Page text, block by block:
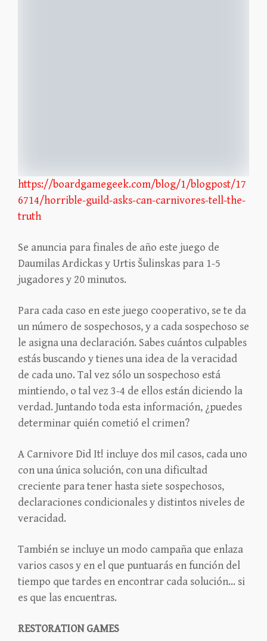
https://boardgamegeek.com/blog/1/blogpost/17
6714/horrible-guild-asks-can-carnivores-tell-the-
truth
Se anuncia para finales de año este juego de
Daumilas Ardickas y Urtis Šulinskas para 1-5
jugadores y 20 minutos.
Para cada caso en este juego cooperativo, se te da
un número de sospechosos, y a cada sospechoso se
le asigna una declaración. Sabes cuántos culpables
estás buscando y tienes una idea de la veracidad
de cada uno. Tal vez sólo un sospechoso está
mintiendo, o tal vez 3-4 de ellos están diciendo la
verdad. Juntando toda esta información, ¿puedes
determinar quién cometió el crimen?
A Carnivore Did It! incluye dos mil casos, cada uno
con una única solución, con una dificultad
creciente para tener hasta siete sospechosos,
declaraciones condicionales y distintos niveles de
veracidad.
También se incluye un modo campaña que enlaza
varios casos y en el que puntuarás en función del
tiempo que tardes en encontrar cada solución… si
es que las encuentras.
RESTORATION GAMES